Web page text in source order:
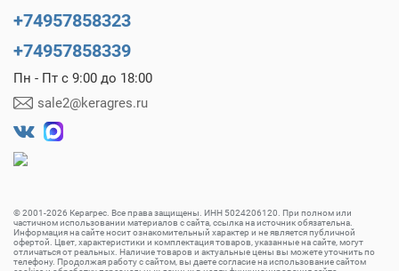
+74957858323
+74957858339
Пн - Пт с 9:00 до 18:00
sale2@keragres.ru
© 2001-2026 Керагрес. Все права защищены. ИНН 5024206120. При полном или
частичном использовании материалов с сайта, ссылка на источник обязательна.
Информация на сайте носит ознакомительный характер и не является публичной
офертой. Цвет, характеристики и комплектация товаров, указанные на сайте, могут
отличаться от реальных. Наличие товаров и актуальные цены вы можете уточнить по
телефону. Продолжая работу с сайтом, вы даете согласие на использование сайтом